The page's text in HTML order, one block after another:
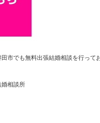
市でも無料出張結婚相談を行って
婚相談所